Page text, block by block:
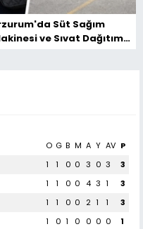
Süt Sağım
ve Sıvat Dağıtım
O G B M A Y AV P
1 1 0 0 3 0 3
3
1 1 0 0 4 3 1
3
1 1 0 0 2 1 1
3
1 0 1 0 0 0 0
1